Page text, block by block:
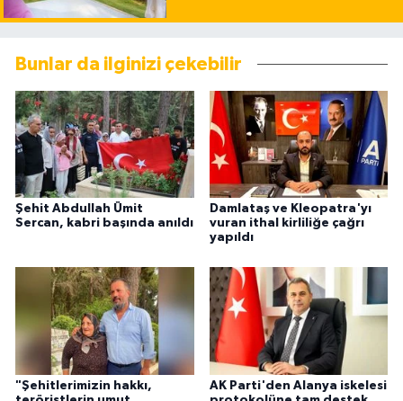
Bunlar da ilginizi çekebilir
Şehit Abdullah Ümit
Sercan, kabri başında anıldı
Damlataş ve Kleopatra'yı
vuran ithal kirliliğe çağrı
yapıldı
"Şehitlerimizin hakkı,
AK Parti'den Alanya iskelesi